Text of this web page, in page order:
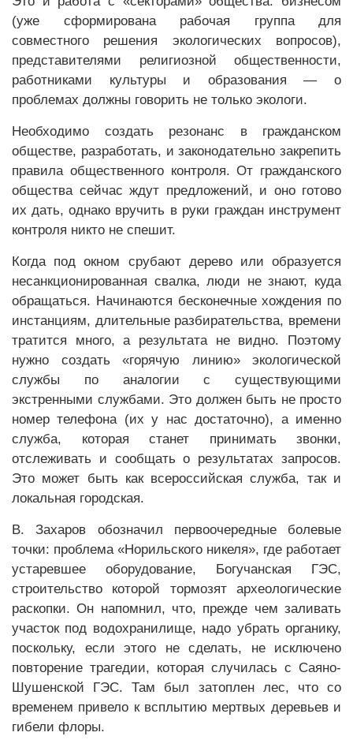
(уже сформирована рабочая группа для
совместного решения экологических вопросов),
представителями религиозной общественности,
работниками культуры и образования — о
проблемах должны говорить не только экологи.
Необходимо создать резонанс в гражданском
обществе, разработать, и законодательно закрепить
правила общественного контроля. От гражданского
общества сейчас ждут предложений, и оно готово
их дать, однако вручить в руки граждан инструмент
контроля никто не спешит.
Когда под окном срубают дерево или образуется
несанкционированная свалка, люди не знают, куда
обращаться. Начинаются бесконечные хождения по
инстанциям, длительные разбирательства, времени
тратится много, а результата не видно. Поэтому
нужно создать «горячую линию» экологической
службы по аналогии с существующими
экстренными службами. Это должен быть не просто
номер телефона (их у нас достаточно), а именно
служба, которая станет принимать звонки,
отслеживать и сообщать о результатах запросов.
Это может быть как всероссийская служба, так и
локальная городская.
В. Захаров обозначил первоочередные болевые
точки: проблема «Норильского никеля», где работает
устаревшее оборудование, Богучанская ГЭС,
строительство которой тормозят археологические
раскопки. Он напомнил, что, прежде чем заливать
участок под водохранилище, надо убрать органику,
поскольку, если этого не сделать, не исключено
повторение трагедии, которая случилась с Саяно-
Шушенской ГЭС. Там был затоплен лес, что со
временем привело к всплытию мертвых деревьев и
гибели флоры.